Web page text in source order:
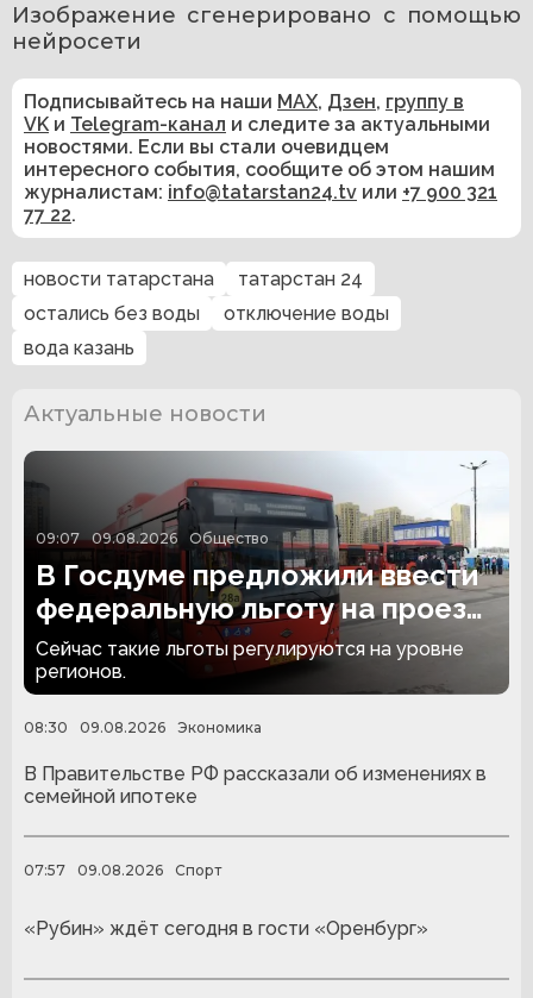
Изображение сгенерировано с помощью
нейросети
Подписывайтесь на наши MAX, Дзен, группу в
VK и Telegram-канал и следите за актуальными
новостями. Если вы стали очевидцем
интересного события, сообщите об этом нашим
журналистам: info@tatarstan24.tv или +7 900 321
77 22.
новости татарстана
татарстан 24
остались без воды
отключение воды
вода казань
Актуальные новости
09:07 09.08.2026 Общество
В Госдуме предложили ввести
федеральную льготу на проезд
для детей из многодетных
семей
Сейчас такие льготы регулируются на уровне
регионов.
08:30 09.08.2026 Экономика
В Правительстве РФ рассказали об изменениях в
семейной ипотеке
07:57 09.08.2026 Спорт
«Рубин» ждёт сегодня в гости «Оренбург»